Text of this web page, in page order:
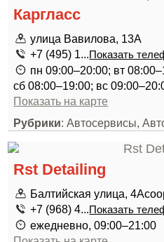
Каргласс
улица Вавилова, 13А
+7 (495) 1...Показать
пн 09:00–20:00; вт
сб 08:00–19:00; вс
Показать на карте
Рубрики: Автосервисы,
Rst Detailing
Балтийская улица,
+7 (968) 4...Показать
ежедневно, 09:00–21:00